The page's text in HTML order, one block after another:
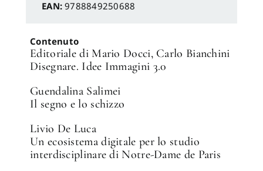
EAN:9788849250688
Contenuto
Editoriale di Mario Docci, Carlo Bianchini
Disegnare. Idee Immagini 3.0
Guendalina Salimei
Il segno e lo schizzo
Livio De Luca
Un ecosistema digitale per lo studio
interdisciplinare di Notre-Dame de Paris